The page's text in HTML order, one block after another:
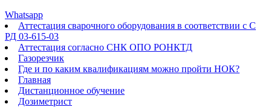
Whatsapp
Аттестация сварочного оборудования в соответствии с С
РД 03-615-03
Аттестация согласно СНК ОПО РОНКТД
Газорезчик
Где и по каким квалификациям можно пройти НОК?
Главная
Дистанционное обучение
Дозиметрист